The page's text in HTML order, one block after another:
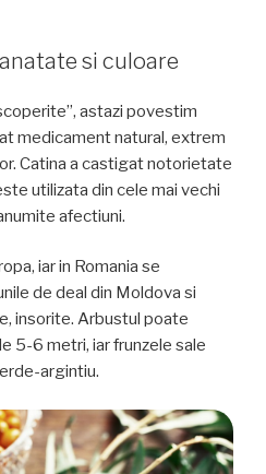
si culoare
astazi povestim
medicament natural, extrem
Catina a castigat notorietate
utilizata din cele mai vechi
afectiuni.
iar in Romania se
de deal din Moldova si
insorite. Arbustul poate
5-6 metri, iar frunzele sale
argintiu.